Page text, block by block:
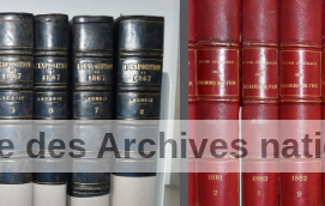
des Archives